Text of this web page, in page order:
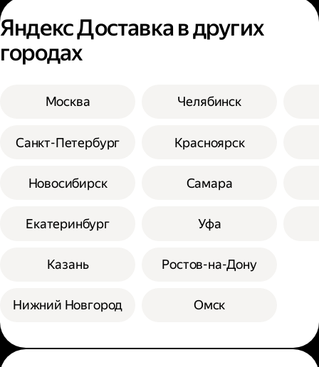
Яндекс Доставка в других
городах
Москва
Санкт-Петербург
Новосибирск
Екатеринбург
Казань
Нижний Новгород
Челябинск
Красноярск
Самара
Уфа
Ростов-на-Дону
Омск